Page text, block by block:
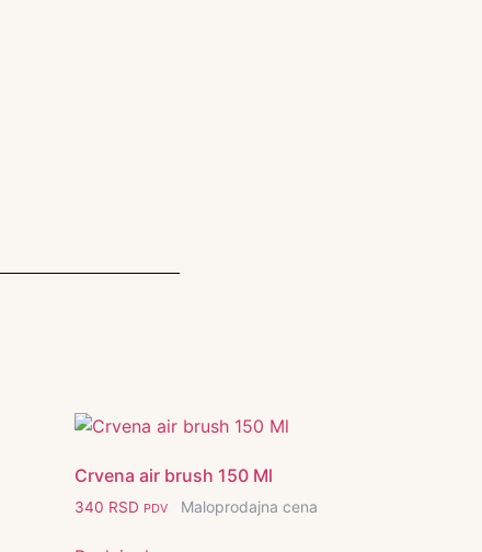
Crvena air brush 150 Ml
340 RSD PDV Maloprodajna cena